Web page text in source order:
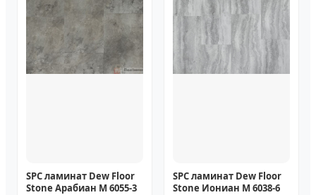
SPC ламинат Dew Floor
Stone Арабиан М 6055-3
SPC ламинат Dew Floor
Stone Иониан М 6038-6